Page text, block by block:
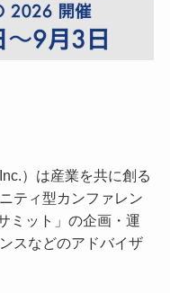
）は産業を共に創る
ティ型カンファレン
ミット」の企画・運
スなどのアドバイザ